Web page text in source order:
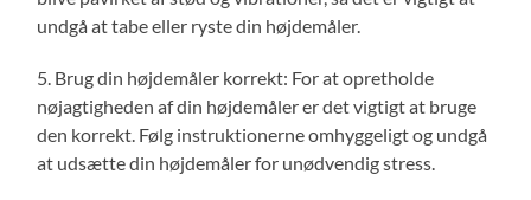
undgå at tabe eller ryste din højdemåler.
5. Brug din højdemåler korrekt: For at opretholde
nøjagtigheden af din højdemåler er det vigtigt at bruge
den korrekt. Følg instruktionerne omhyggeligt og undgå
at udsætte din højdemåler for unødvendig stress.